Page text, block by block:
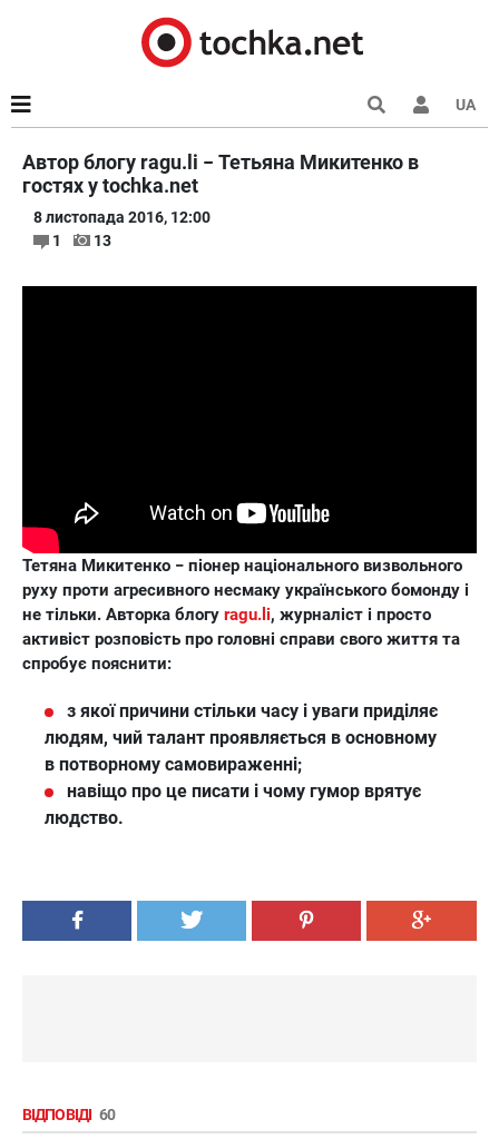
UA
Автор блогу ragu.li − Тетьяна Микитенко в
гостях у tochka.net
8 листопада 2016, 12:00
1
13
Тетяна Микитенко − піонер національного визвольного
руху проти агресивного несмаку українського бомонду і
не тільки. Авторка блогу ragu.li, журналіст і просто
активіст розповість про головні справи свого життя та
спробує пояснити:
з якої причини стільки часу і уваги приділяє
людям, чий талант проявляється в основному
в потворному самовираженні;
навіщо про це писати і чому гумор врятує
людство.
ВІДПОВІДІ 60